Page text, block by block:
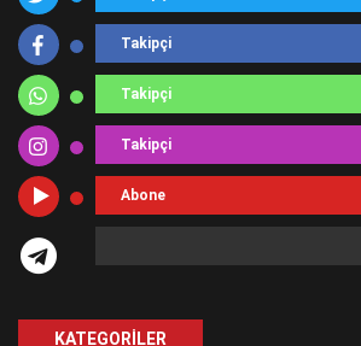
Takipçi
Takipçi
Takipçi
Abone
KATEGORILER